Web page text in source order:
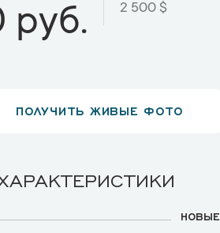
руб. 2 500 $
ПОЛУЧИТЬ ЖИВЫЕ ФОТО
НОВЫЕ